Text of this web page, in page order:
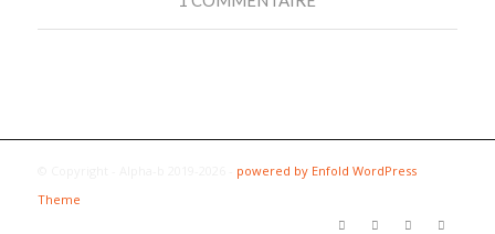
powered by Enfold WordPress
Theme